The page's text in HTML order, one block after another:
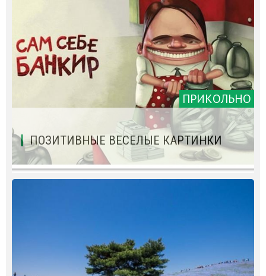
ПРИКОЛЬНО
ПОЗИТИВНЫЕ ВЕСЕЛЫЕ КАРТИНКИ